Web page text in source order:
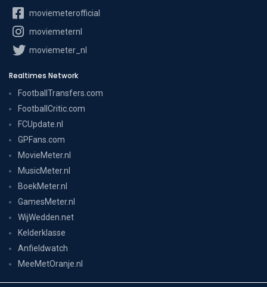
moviemeterofficial
moviemeternl
moviemeter_nl
Realtimes Network
FootballTransfers.com
FootballCritic.com
FCUpdate.nl
GPFans.com
MovieMeter.nl
MusicMeter.nl
BoekMeter.nl
GamesMeter.nl
WijWedden.net
Kelderklasse
Anfieldwatch
MeeMetOranje.nl